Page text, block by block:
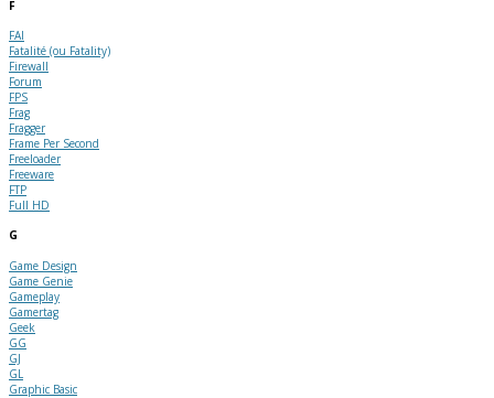
F
FAI
Fatalité (ou Fatality)
Firewall
Forum
FPS
Frag
Fragger
Frame Per Second
Freeloader
Freeware
FTP
Full HD
G
Game Design
Game Genie
Gameplay
Gamertag
Geek
GG
GJ
GL
Graphic Basic